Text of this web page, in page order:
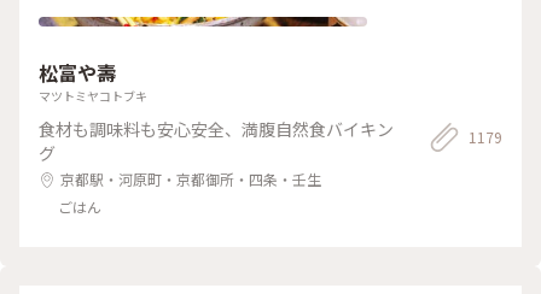
松富や壽
マツトミヤコトブキ
食材も調味料も安心安全、満腹自然食バイキン
グ
京都駅・河原町・京都御所・四条・壬生
ごはん
1179